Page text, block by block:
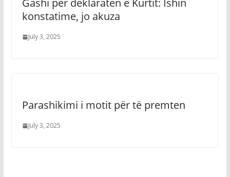
Gashi për deklaratën e Kurtit: Ishin
konstatime, jo akuza
July 3, 2025
Parashikimi i motit për të premten
July 3, 2025